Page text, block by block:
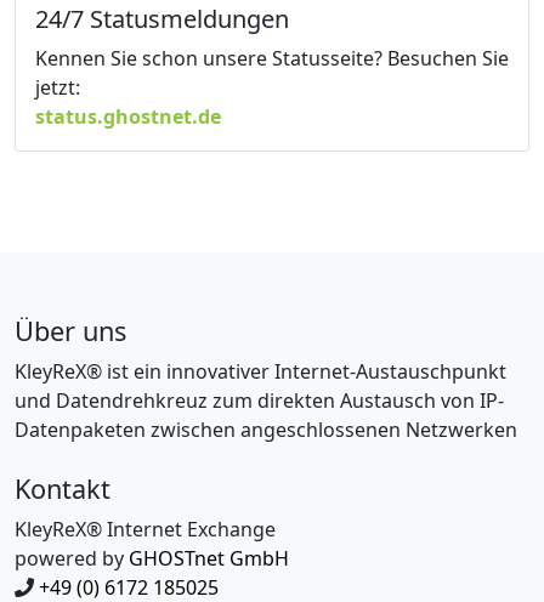
24/7 Statusmeldungen
Kennen Sie schon unsere Statusseite? Besuchen Sie
jetzt:
status.ghostnet.de
Über uns
KleyReX® ist ein innovativer Internet-Austauschpunkt
und Datendrehkreuz zum direkten Austausch von IP-
Datenpaketen zwischen angeschlossenen Netzwerken
Kontakt
KleyReX® Internet Exchange
powered by GHOSTnet GmbH
+49 (0) 6172 185025